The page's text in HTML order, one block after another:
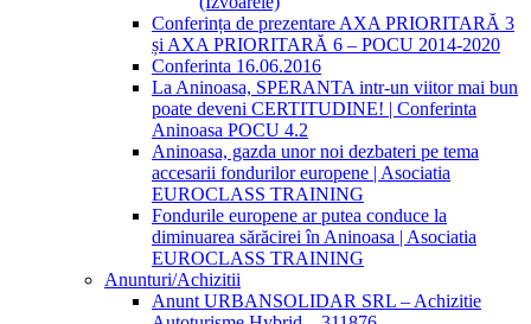
Conferința de prezentare AXA PRIORITARĂ 3
și AXA PRIORITARĂ 6 – POCU 2014-2020
Conferinta 16.06.2016
La Aninoasa, SPERANTA intr-un viitor mai bun
poate deveni CERTITUDINE! | Conferinta
Aninoasa POCU 4.2
Aninoasa, gazda unor noi dezbateri pe tema
accesarii fondurilor europene | Asociatia
EUROCLASS TRAINING
Fondurile europene ar putea conduce la
diminuarea sărăcirei în Aninoasa | Asociatia
EUROCLASS TRAINING
Anunturi/Achizitii
Anunt URBANSOLIDAR SRL – Achizitie